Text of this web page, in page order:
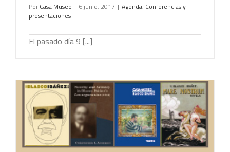
Por Casa Museo | 6 junio, 2017 | Agenda, Conferencias y
presentaciones
El pasado día 9 [...]